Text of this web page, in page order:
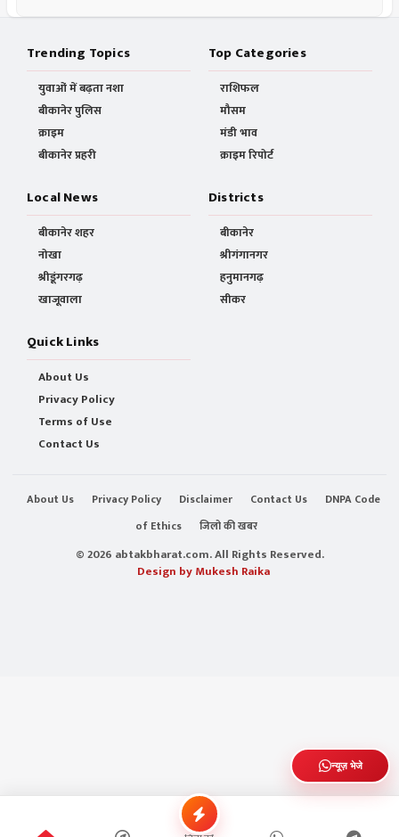
Trending Topics
युवाओं में बढ़ता नशा
बीकानेर पुलिस
क्राइम
बीकानेर प्रहरी
Top Categories
राशिफल
मौसम
मंडी भाव
क्राइम रिपोर्ट
Local News
बीकानेर शहर
नोखा
श्रीडूंगरगढ़
खाजूवाला
Districts
बीकानेर
श्रीगंगानगर
हनुमानगढ़
सीकर
Quick Links
About Us
Privacy Policy
Terms of Use
Contact Us
About Us Privacy Policy Disclaimer Contact Us
DNPA Code
of Ethics
जिलो की खबर
© 2026 abtakbharat.com. All Rights Reserved.
Design by Mukesh Raika
न्यूज़ भेजे